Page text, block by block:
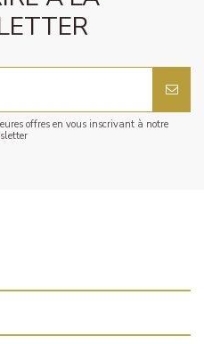
offres en vous inscrivant à notre